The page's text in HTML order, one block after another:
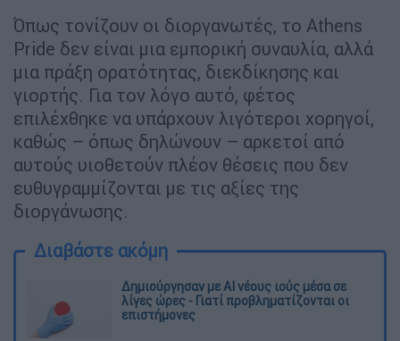
Όπως τονίζουν οι διοργανωτές, το Athens
Pride δεν είναι μια εμπορική συναυλία, αλλά
μια πράξη ορατότητας, διεκδίκησης και
γιορτής. Για τον λόγο αυτό, φέτος
επιλέχθηκε να υπάρχουν λιγότεροι χορηγοί,
καθώς – όπως δηλώνουν – αρκετοί από
αυτούς υιοθετούν πλέον θέσεις που δεν
ευθυγραμμίζονται με τις αξίες της
διοργάνωσης.
Διαβάστε ακόμη
Δημιούργησαν με AI νέους ιούς μέσα σε
λίγες ώρες - Γιατί προβληματίζονται οι
επιστήμονες